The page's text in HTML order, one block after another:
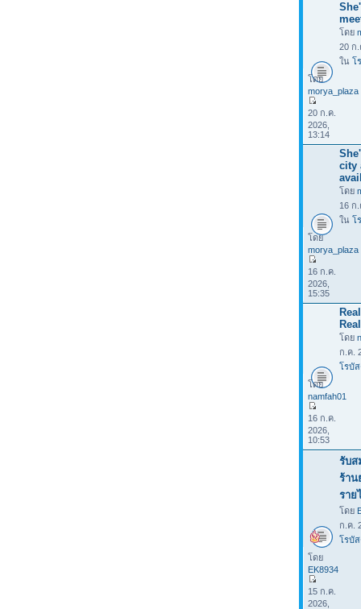
โดย
20 ก.
ใน โ
โดย
morya_plaza
20 ก.ค.
2026,
13:14
city
โดย
16 ก
ใน โ
โดย
morya_plaza
16 ก.ค.
2026,
15:35
โดย
ก.ค.
โรบั
โดย
namfah01
16 ก.ค.
2026,
10:53
รับส
ร้าน
ราย
โดย
ก.ค.
โรบั
โดย
EK8934
15 ก.ค.
2026,